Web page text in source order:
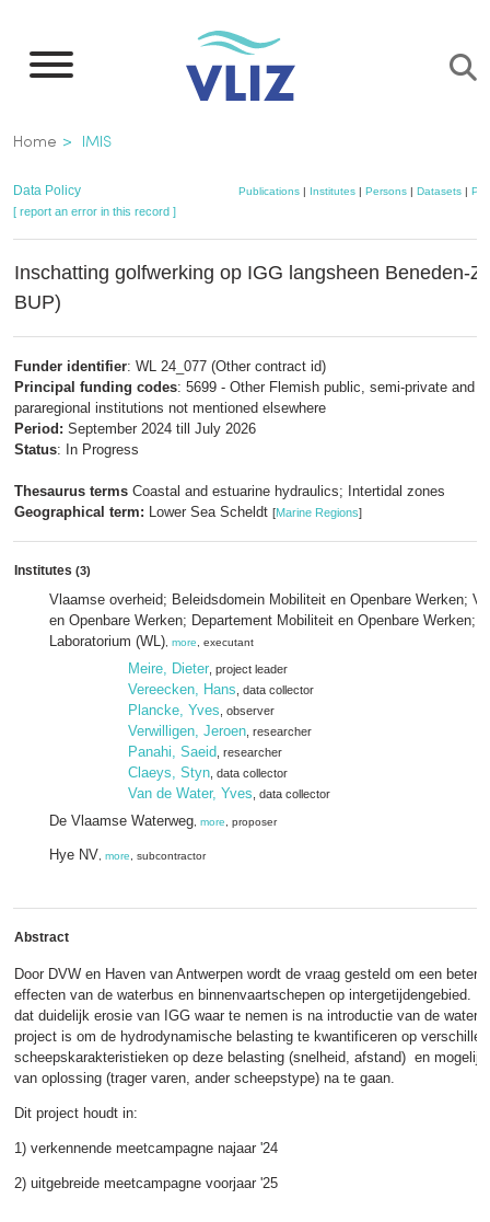
main
Breadcrumb
Home IMIS
Data Policy Publications| Institutes| Persons| Datasets|
[ report an error in this record ]
Inschatting golfwerking op IGG langsheen Beneden-
BUP)
Funder identifier: WL 24_077 (Other contract id)
Principal funding codes: 5699 - Other Flemish public, semi-private and
pararegional institutions not mentioned elsewhere
Period: September 2024 till July 2026
Status: In Progress
Thesaurus terms Coastal and estuarine hydraulics; Intertidal zones
Geographical term: Lower Sea Scheldt [Marine Regions]
Institutes (3)
Vlaamse overheid; Beleidsdomein Mobiliteit en Openbare Werken;
en Openbare Werken; Departement Mobiliteit en Openbare Werken;
Laboratorium (WL) more , executant
Meire, Dieter , project leader
Vereecken, Hans , data collector
Plancke, Yves , observer
Verwilligen, Jeroen , researcher
Panahi, Saeid , researcher
Claeys, Styn , data collector
Van de Water, Yves , data collector
De Vlaamse Waterweg more , proposer
Hye NV more , subcontractor
Abstract
Door DVW en Haven van Antwerpen wordt de vraag gesteld om een beter
effecten van de waterbus en binnenvaartschepen op intergetijdengebied.
dat duidelijk erosie van IGG waar te nemen is na introductie van de
project is om de hydrodynamische belasting te kwantificeren op
scheepskarakteristieken op deze belasting (snelheid, afstand) en
van oplossing (trager varen, ander scheepstype) na te gaan.
Dit project houdt in:
1) verkennende meetcampagne najaar '24
2) uitgebreide meetcampagne voorjaar '25